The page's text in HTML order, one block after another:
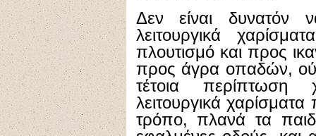
Δεν είναι δυνατόν
λειτουργικά
πλουτισμό και προς
προς άγρα οπαδών,
τέτοια περίπτωση
λειτουργικά
τρόπο, πλανά τα